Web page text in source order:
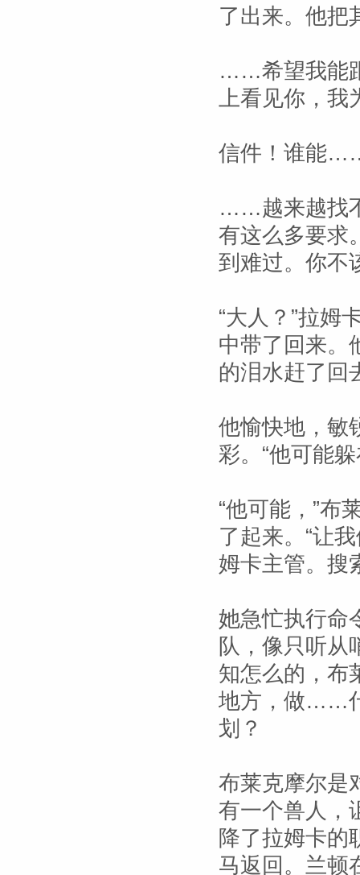
了出来。他把
……希望我能
上看见你，
信件！谁能
……越来越找
有这么多要求
到难过。你
“大人？”拉姆
中带了回来。
的泪水赶了回
他愉快地，敏
彩。“他可能
“他可能，”布
了起来。“让
姆卡主管。搜
她急忙执行命
队，像只听从
知怎么的，布
地方，做……
划？
布莱克摩尔是
有一个兽人，
降了拉姆卡的
马返回。兰顿